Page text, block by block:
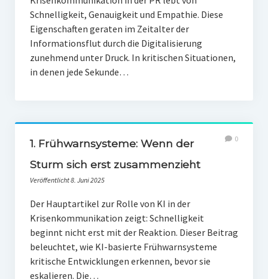
Schnelligkeit, Genauigkeit und Empathie. Diese
Eigenschaften geraten im Zeitalter der
Informationsflut durch die Digitalisierung
zunehmend unter Druck. In kritischen Situationen,
in denen jede Sekunde…
1. Frühwarnsysteme: Wenn der
Sturm sich erst zusammenzieht
Veröffentlicht 8. Juni 2025
0
Der Hauptartikel zur Rolle von KI in der
Krisenkommunikation zeigt: Schnelligkeit
beginnt nicht erst mit der Reaktion. Dieser Beitrag
beleuchtet, wie KI-basierte Frühwarnsysteme
kritische Entwicklungen erkennen, bevor sie
eskalieren. Die…